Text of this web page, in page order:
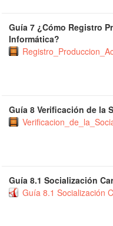
Guía 7 ¿Cómo Registro
Informática?
Guía 8 Verificación de la
Guía 8.1 Socialización
Guía 8.1 Socialización